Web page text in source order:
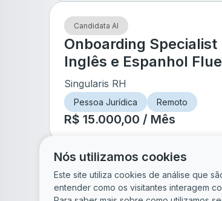
Candidata AI
Onboarding Specialist
Inglês e Espanhol
Singularis RH
Pessoa Jurídica Remoto
R$ 15.000,00 / Mês
Nós utilizamos cookies
Este site utiliza cookies de análise que
entender como os visitantes interagem